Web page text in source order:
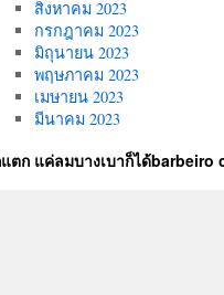
สิงหาคม 2023
กรกฎาคม 2023
มิถุนายน 2023
พฤษภาคม 2023
เมษายน 2023
มีนาคม 2023
ตก แค่ลมบางเบาก็ได้barbeiro